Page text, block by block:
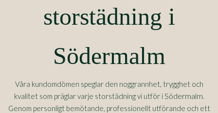
storstädning i
Södermalm
Våra kundomdömen speglar den noggrannhet, trygghet och
kvalitet som präglar varje storstädning vi utför i Södermalm
Genom personligt bemötande, professionellt utförande och ett